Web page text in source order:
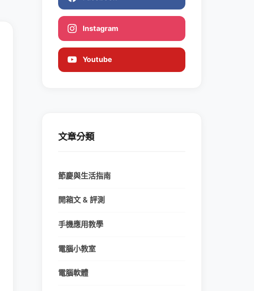
Instagram
Youtube
文章分類
節慶與生活指南
開箱文 & 評測
手機應用教學
電腦小教室
電腦軟體